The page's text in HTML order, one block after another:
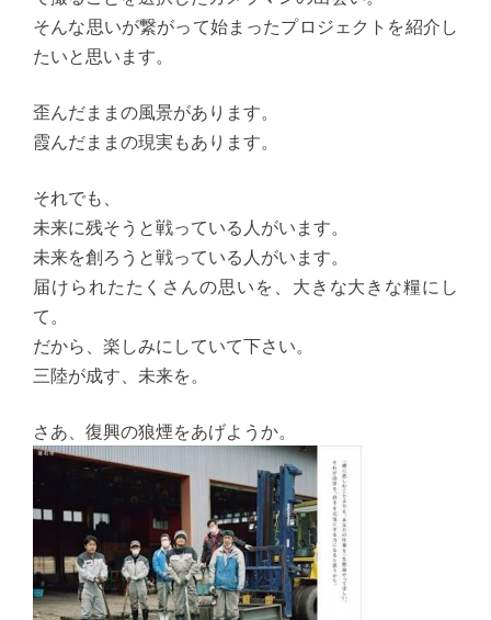
そんな思いが繋がって始まったプロジェクトを紹介し
たいと思います。
歪んだままの風景があります。
霞んだままの現実もあります。
それでも、
未来に残そうと戦っている人がいます。
未来を創ろうと戦っている人がいます。
届けられたたくさんの思いを、大きな大きな糧にし
て。
だから、楽しみにしていて下さい。
三陸が成す、未来を。
さあ、復興の狼煙をあげようか。